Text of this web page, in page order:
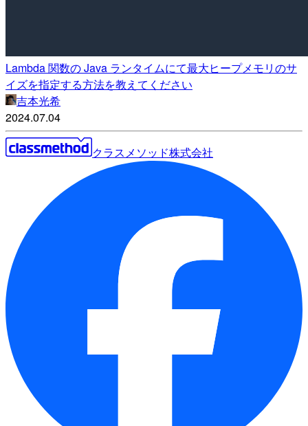
Lambda 関数の Java ランタイムにて最大ヒープメモリのサ
イズを指定する方法を教えてください
吉本光希
2024.07.04
クラスメソッド株式会社